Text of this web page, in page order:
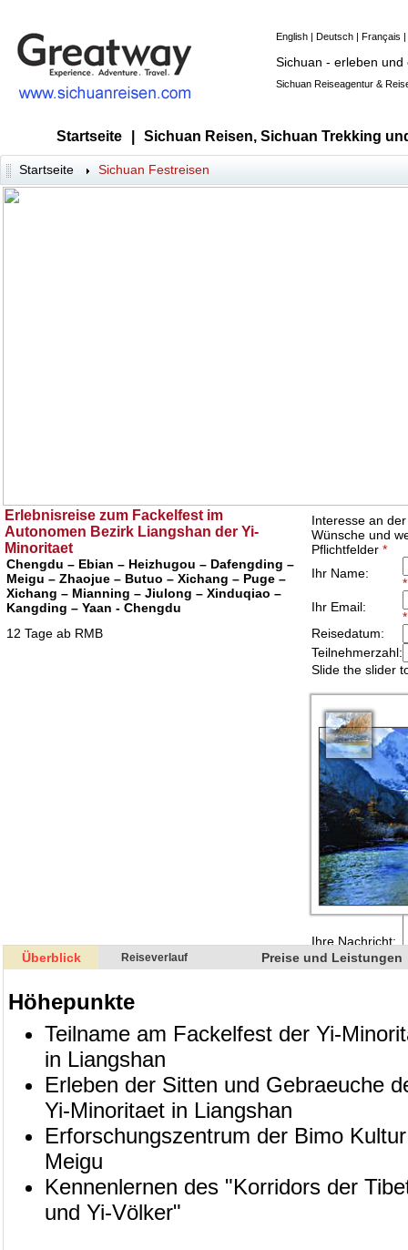
English| Deutsch| Français |
Sichuan - erleben und
Sichuan Reiseagentur &
Startseite Sichuan Reisen, Sichuan Trekking
Startseite Sichuan Festreisen
Erlebnisreise zum Fackelfest im
Autonomen Bezirk Liangshan der Yi-
Minoritaet
Chengdu – Ebian – Heizhugou – Dafengding –
Meigu – Zhaojue – Butuo – Xichang – Puge –
Xichang – Mianning – Jiulong – Xinduqiao –
Kangding – Yaan - Chengdu
12 Tage ab RMB
Überblick Reiseverlauf Preise und Leistungen
Höhepunkte
Teilname am Fackelfest der Yi-
in Liangshan
Erleben der Sitten und Gebraeuche
Yi-Minoritaet in Liangshan
Erforschungszentrum der Bimo
Meigu
Kennenlernen des "Korridors der
und Yi-Völker"